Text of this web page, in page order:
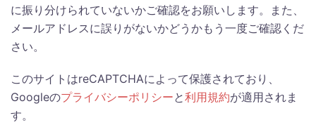
に振り分けられていないかご確認をお願いします。また、
メールアドレスに誤りがないかどうかもう一度ご確認くだ
さい。
このサイトはreCAPTCHAによって保護されており、
Googleのプライバシーポリシーと利用規約が適用されま
す。